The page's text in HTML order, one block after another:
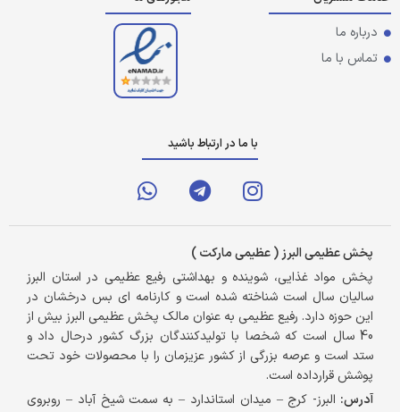
درباره ما
تماس با ما
با ما در ارتباط باشید
پخش عظیمی البرز ( عظیمی مارکت )
پخش مواد غذایی، شوینده و بهداشتی رفیع عظیمی در استان البرز
سالیان سال است شناخته شده است و کارنامه ای بس درخشان در
این حوزه دارد. رفیع عظیمی به عنوان مالک پخش عظیمی البرز بیش از
40 سال است که شخصا با تولیدکنندگان بزرگ کشور درحال داد و
ستد است و عرصه بزرگی از کشور عزیزمان را با محصولات خود تحت
پوشش قرارداده است.
آدرس: البرز- کرج – میدان استاندارد – به سمت شیخ آباد – روبروی